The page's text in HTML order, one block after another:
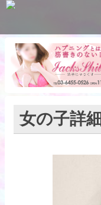
女の子詳細